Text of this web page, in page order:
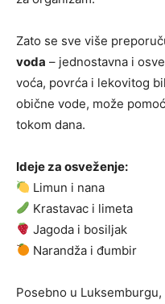
Zato se sve više
voda – jednostavna i
voća, povrća i lekovitog
obične vode, može
tokom dana.
Ideje za osveženje:
Limun i nana
Krastavac i limeta
Jagoda i bosiljak
Narandža i đumbir
Posebno u